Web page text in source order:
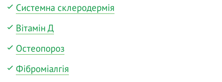
Системна склеродермія
Вітамін Д
Остеопороз
Фіброміалгія